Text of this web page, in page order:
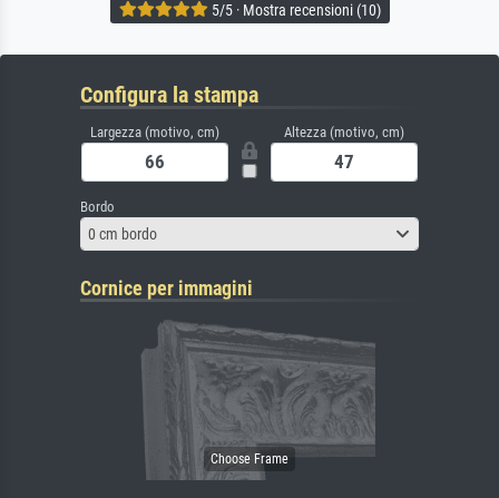
5/5 · Mostra recensioni (10)
Configura la stampa
Largezza (motivo, cm) Altezza (motivo, cm)
Bordo
0 cm bordo
Cornice per immagini